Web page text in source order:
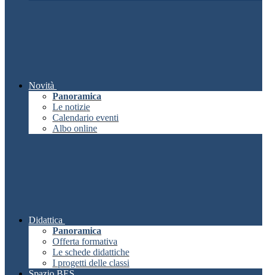
Novità
Panoramica
Le notizie
Calendario eventi
Albo online
Didattica
Panoramica
Offerta formativa
Le schede didattiche
I progetti delle classi